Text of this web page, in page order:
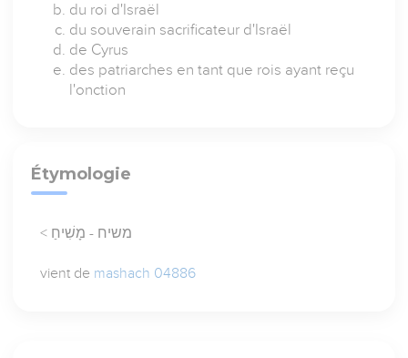
du roi d'Israël
du souverain sacrificateur d'Israël
de Cyrus
des patriarches en tant que rois ayant reçu
l'onction
Étymologie
< משיח - מָשִׁיחַ
vient de mashach 04886